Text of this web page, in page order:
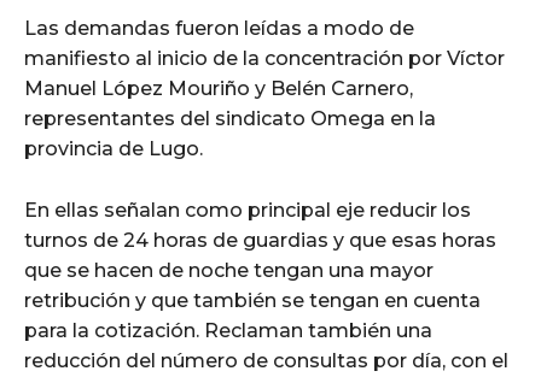
Las demandas fueron leídas a modo de
manifiesto al inicio de la concentración por Víctor
Manuel López Mouriño y Belén Carnero,
representantes del sindicato Omega en la
provincia de Lugo.
En ellas señalan como principal eje reducir los
turnos de 24 horas de guardias y que esas horas
que se hacen de noche tengan una mayor
retribución y que también se tengan en cuenta
para la cotización. Reclaman también una
reducción del número de consultas por día, con el